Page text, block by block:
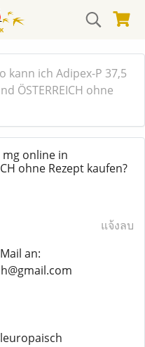
kann ich Adipex-P 37,5
ÖSTERREICH ohne
mg online in
ohne Rezept kaufen?
แจ้งลบ
an: